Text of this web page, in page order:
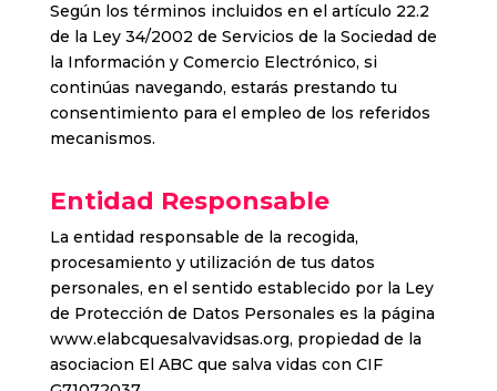
Según los términos incluidos en el artículo 22.2
de la Ley 34/2002 de Servicios de la Sociedad de
la Información y Comercio Electrónico, si
continúas navegando, estarás prestando tu
consentimiento para el empleo de los referidos
mecanismos.
Entidad Responsable
La entidad responsable de la recogida,
procesamiento y utilización de tus datos
personales, en el sentido establecido por la Ley
de Protección de Datos Personales es la página
www.elabcquesalvavidsas.org, propiedad de la
asociacion El ABC que salva vidas con CIF